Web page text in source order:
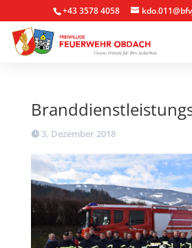
+43 3578 4058
3. Dezember 2018